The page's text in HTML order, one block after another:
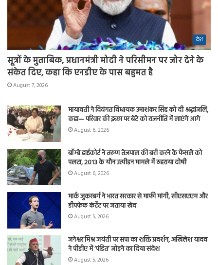
देश
सूत्रों के मुताबिक, प्रधानमंत्री मोदी ने परिसीमन पर जोर देने के
संकेत दिए, कहा कि एनडीए के पास बहुमत है
August 7, 2026
मायावती ने दिवंगत विधायक उमाशंकर सिंह को दी श्रद्धांजलि,
कहा— परिवार की इच्छा पर बेटे को राजनीति में लाएंगे आगे
August 6, 2026
बॉम्बे हाईकोर्ट ने तरुण तेजपाल की बरी करने के फैसले को
पलटा, 2013 के यौन उत्पीड़न मामले में ठहराया दोषी
August 6, 2026
मार्क जुकरबर्ग ने भारत सरकार से माफी मांगी, सीएसएएम और
डीपफेक कंटेंट पर जताया खेद
August 5, 2026
जनेश्वर मिश्र जयंती पर सपा का शक्ति प्रदर्शन, अखिलेश यादव
ने पीडीए में ‘पंडित’ जोड़ने का दिया संदेश
August 5, 2026